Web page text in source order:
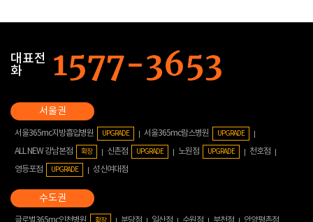
대표전
화
서울365mc지방흡입병원 UPGRADE 서울365mc람스병원 UPGRADE
ALL NEW 강남본점 확장 신촌점 UPGRADE 노원점 UPGRADE
천호점
영등포점
UPGRADE 성신여대점
글로벌365mc인천병원 분당점 일산점 수원점 부천점 안양평촌점